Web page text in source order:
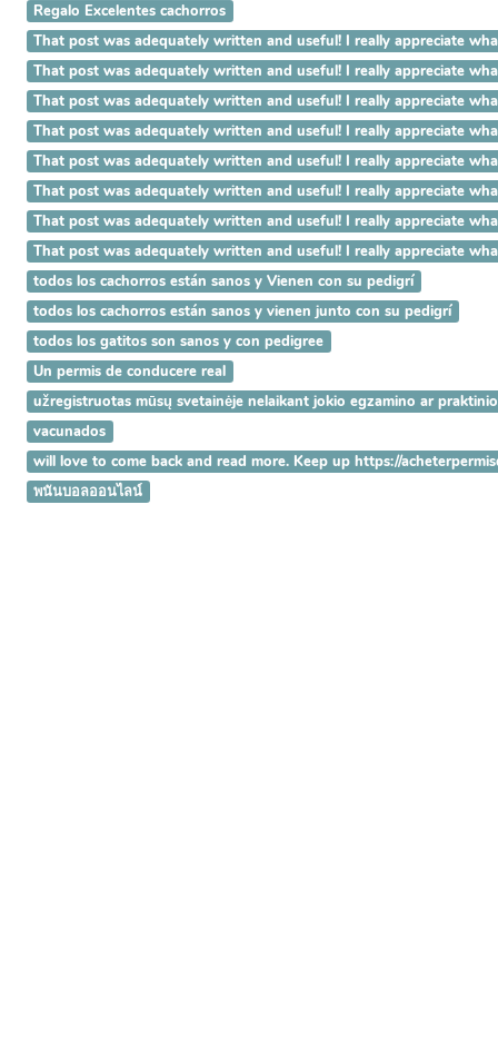
Regalo Excelentes cachorros
That post was adequately written and useful! I really appreciate
That post was adequately written and useful! I really appreciate
That post was adequately written and useful! I really appreciate
That post was adequately written and useful! I really appreciate
That post was adequately written and useful! I really appreciate
That post was adequately written and useful! I really appreciate
That post was adequately written and useful! I really appreciate
That post was adequately written and useful! I really appreciate
todos los cachorros están sanos y Vienen con su pedigrí
todos los cachorros están sanos y vienen junto con su pedigrí
todos los gatitos son sanos y con pedigree
Un permis de conducere real
užregistruotas mūsų svetainėje nelaikant jokio egzamino ar
vacunados
will love to come back and read more. Keep up https://
พนันบอลออนไลน์